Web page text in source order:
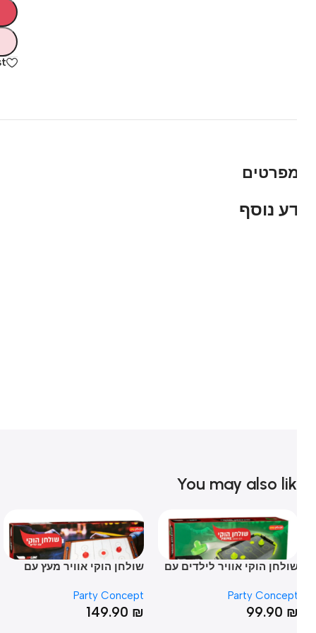
נוסף
You may also
הוקי אוויר לילדים עם
Party
99.90
שולחן הוקי אוויר מעץ עם
Party Concept
149.90